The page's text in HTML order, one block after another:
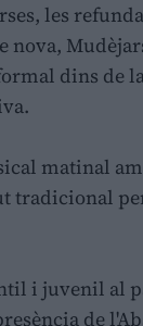
les
nova,
dins de
matinal
tradicional
i juvenil al
de